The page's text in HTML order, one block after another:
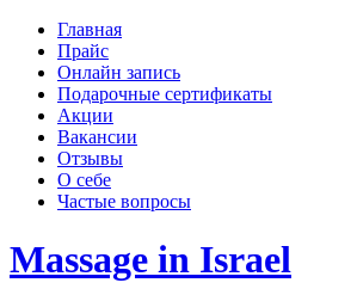
Главная
Прайс
Онлайн запись
Подарочные сертификаты
Акции
Вакансии
Отзывы
О себе
Частые вопросы
Massage in Israel